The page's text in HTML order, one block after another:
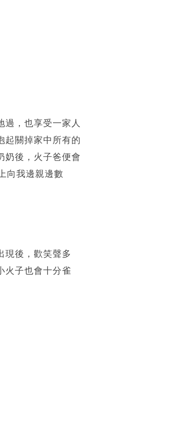
過，也享受一家人
起關掉家中所有的
奶後，火子爸便會
向我邊親邊數
現後，歡笑聲多
火子也會十分雀